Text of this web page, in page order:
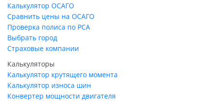
Калькулятор ОСАГО
Сравнить цены на ОСАГО
Проверка полиса по РСА
Выбрать город
Страховые компании
Калькуляторы
Калькулятор крутящего момента
Калькулятор износа шин
Конвертер мощности двигателя